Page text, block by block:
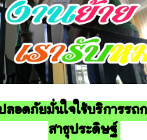
ลอดภัยมั่นใจใช้บริการรถ
สาธุประดิษฐ์